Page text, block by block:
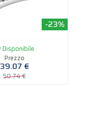
-23%
Disponibile
Prezzo
39.07 €
50.74 €